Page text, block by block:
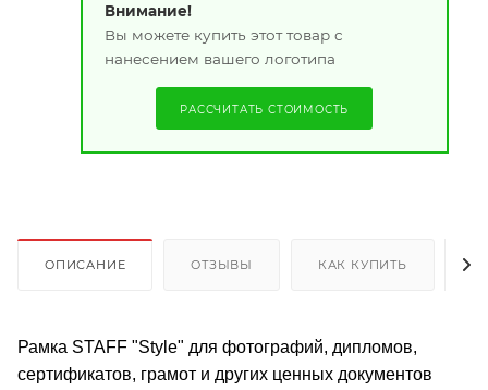
Внимание!
Вы можете купить этот товар с
нанесением вашего логотипа
РАССЧИТАТЬ СТОИМОСТЬ
ОПИСАНИЕ ОТЗЫВЫ КАК КУПИТЬ
Рамка STAFF "Style" для фотографий, дипломов,
сертификатов, грамот и других ценных документов